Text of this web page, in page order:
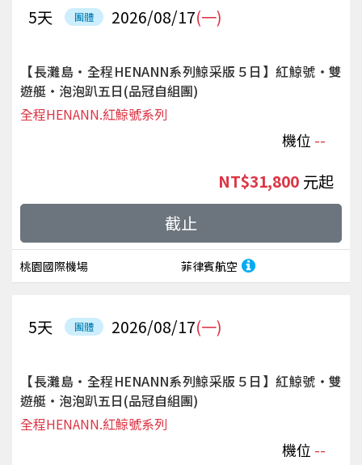
團體 2026/08/17(一)
5天
【長灘島‧全程HENANN系列鯨采版５日】紅鯨號‧雙
遊艇‧泡泡趴五日(品冠自組團)
機位 --
全程HENANN.紅鯨號系列
桃園國際機場 菲律賓航空
NT$31,800 起
截止
團體 2026/08/17(一)
5天
【長灘島‧全程HENANN系列鯨采版５日】紅鯨號‧雙
遊艇‧泡泡趴五日(品冠自組團)
機位 --
全程HENANN.紅鯨號系列